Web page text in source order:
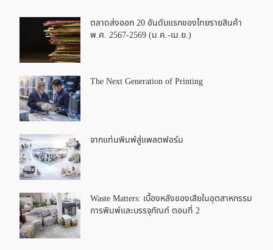
ตลาดส่งออก 20 อันดับแรกของไทยรายสินค้า
พ.ศ. 2567-2569 (ม.ค.-เม.ย.)
The Next Generation of Printing
จากแท่นพิมพ์สู่แพลตฟอร์ม
Waste Matters: เบื้องหลังของเสียในอุตสาหกรรม
การพิมพ์และบรรจุภัณฑ์ ตอนที่ 2